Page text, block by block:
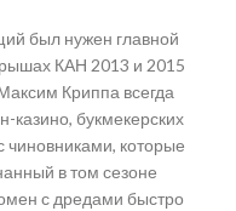
был нужен главной
КАН 2013 и 2015
Криппа всегда
казино, букмекерских
чиновниками, которые
в том сезоне
с дредами быстро